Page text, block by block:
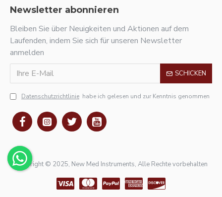
Newsletter abonnieren
Bleiben Sie über Neuigkeiten und Aktionen auf dem
Laufenden, indem Sie sich für unseren Newsletter
anmelden
SCHICKEN
Datenschutzrichtlinie habe ich gelesen und zur Kenntnis genommen
Copyright © 2025, New Med Instruments, Alle Rechte vorbehalten